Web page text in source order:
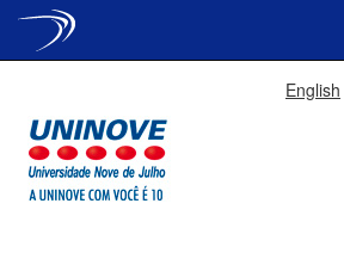
English